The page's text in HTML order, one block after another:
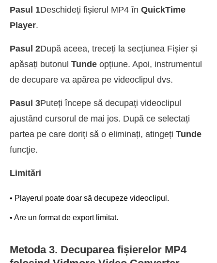
Pasul 1Deschideți fișierul MP4 în QuickTime
Player.
Pasul 2După aceea, treceți la secțiunea Fișier și
apăsați butonul Tunde opțiune. Apoi, instrumentul
de decupare va apărea pe videoclipul dvs.
Pasul 3Puteți începe să decupați videoclipul
ajustând cursorul de mai jos. După ce selectați
partea pe care doriți să o eliminați, atingeți Tunde
funcţie.
Limitări
• Playerul poate doar să decupeze videoclipul.
• Are un format de export limitat.
Metoda 3. Decuparea fișierelor MP4